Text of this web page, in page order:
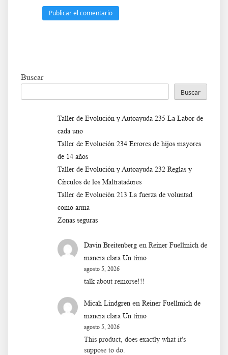
Buscar
Buscar
Taller de Evolución y Autoayuda 235 La Labor de
cada uno
Taller de Evolución 234 Errores de hijos mayores
de 14 años
Taller de Evolución y Autoayuda 232 Reglas y
Círculos de los Maltratadores
Taller de Evoluciòn 213 La fuerza de voluntad
como arma
Zonas seguras
Davin Breitenberg en Reiner Fuellmich de
manera clara Un timo
agosto 5, 2026
talk about remorse!!!
Micah Lindgren en Reiner Fuellmich de
manera clara Un timo
agosto 5, 2026
This product, does exactly what it's
suppose to do.